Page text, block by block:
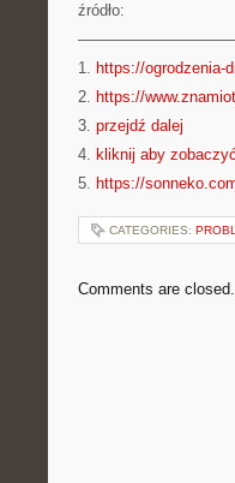
źródło:
1. https://ogrodzenia-
2. https://
3. przejdź dalej
4. kliknij aby zobaczyć
5. https://
CATEGORIES:
Comments are closed.